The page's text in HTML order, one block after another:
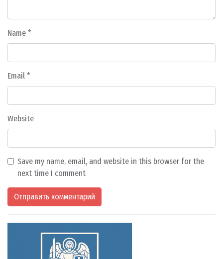
Name *
Email *
Website
Save my name, email, and website in this browser for the
next time I comment